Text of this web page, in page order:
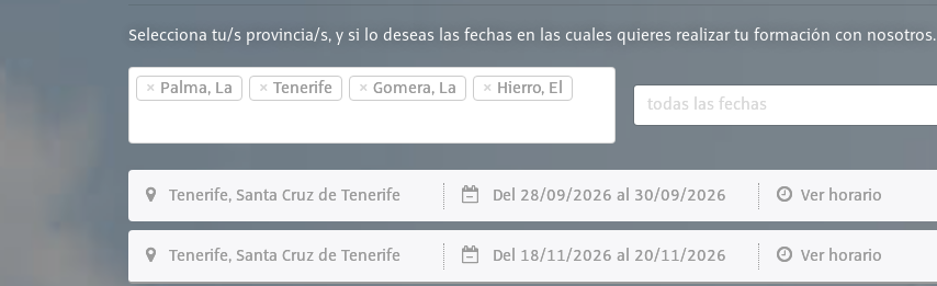
Selecciona tu/s provincia/s, y si lo deseas las fechas en las cuales quieres realizar tu formación con nosotros.
× Palma, La × Tenerife × Gomera, La × Hierro, El
Tenerife, Santa Cruz de Tenerife Del 28/09/2026 al 30/09/2026 Ver horario
Tenerife, Santa Cruz de Tenerife Del 18/11/2026 al 20/11/2026 Ver horario